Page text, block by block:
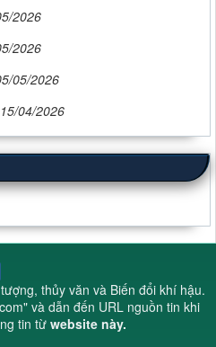
2026
2026
05/2026
15/04/2026
thủy văn và Biến đổi khí hậu.
" và dẫn đến URL nguồn tin khi
tin từ website này.